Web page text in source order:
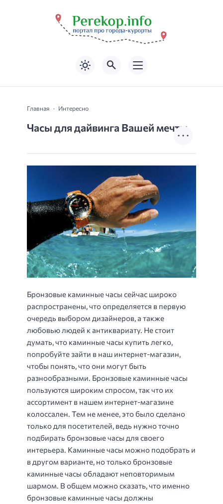
Главная Интересно
Часы для дайвинга Вашей мечты
Бронзовые каминные часы сейчас широко
распространены, что определяется в первую
очередь выбором дизайнеров, а также
любовью людей к антиквариату. Не стоит
думать, что каминные часы купить легко,
попробуйте зайти в наш интернет-магазин,
чтобы понять, что они могут быть
разнообразными. Бронзовые каминные часы
пользуются широким спросом, так что их
ассортимент в нашем интернет-магазине
колоссален. Тем не менее, это было сделано
только для посетителей, ведь нужно точно
подбирать бронзовые часы для своего
интерьера. Каминные часы можно подобрать и
в другом варианте, но только бронзовые
каминные часы обладают неповторимым
шармом. В общем можно сказать, что именно
бронзовые каминные часы должны